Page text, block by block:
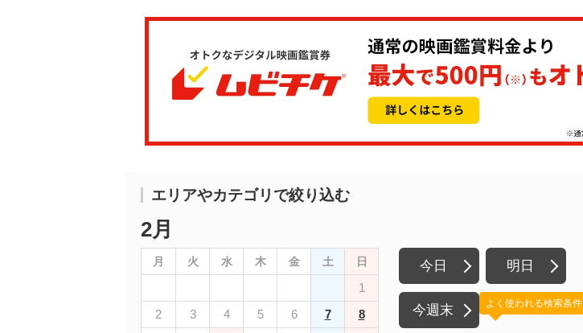
エリアやカテゴリで絞り込む
2月
月 火 水 木 金 土 日
1
2
3 4 5 6 7
8
今日 明日
今週末 よく使われる検索条件